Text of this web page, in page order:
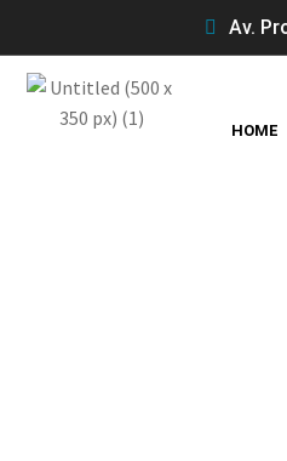
Av.
HOME